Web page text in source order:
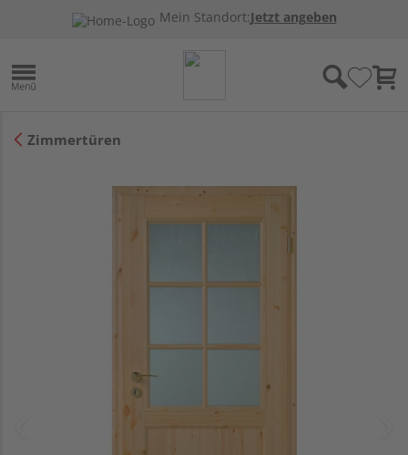
Mein Standort:Jetzt angeben
Zimmertüren